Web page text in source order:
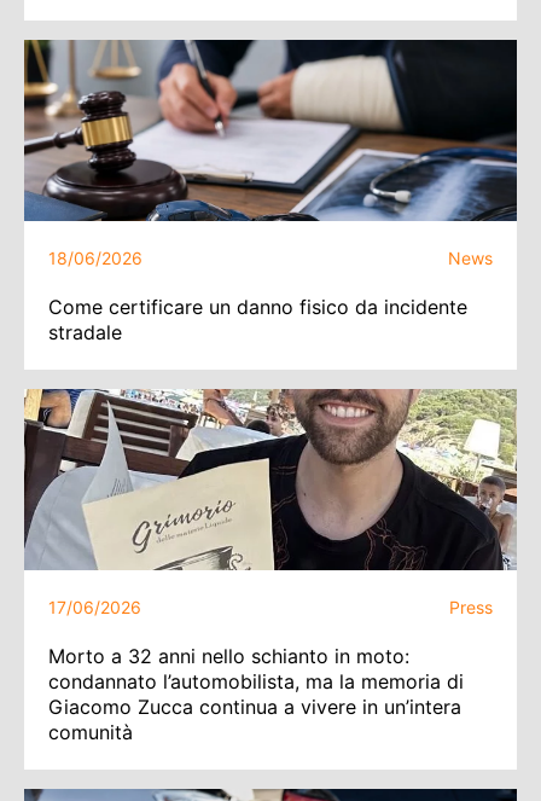
18/06/2026 News
Come certificare un danno fisico da incidente
stradale
17/06/2026 Press
Morto a 32 anni nello schianto in moto:
condannato l’automobilista, ma la memoria di
Giacomo Zucca continua a vivere in un’intera
comunità